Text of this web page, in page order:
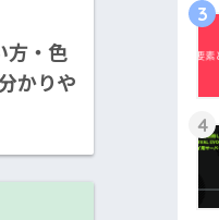
方・色
かりや
3
4